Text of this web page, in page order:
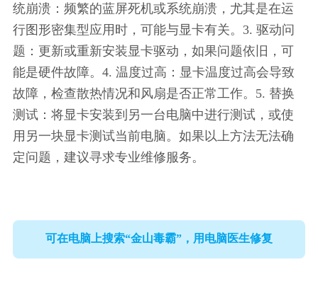
统崩溃：频繁的蓝屏死机或系统崩溃，尤其是在运
行图形密集型应用时，可能与显卡有关。3. 驱动问
题：更新或重新安装显卡驱动，如果问题依旧，可
能是硬件故障。4. 温度过高：显卡温度过高会导致
故障，检查散热情况和风扇是否正常工作。5. 替换
测试：将显卡安装到另一台电脑中进行测试，或使
用另一块显卡测试当前电脑。如果以上方法无法确
定问题，建议寻求专业维修服务。
可在电脑上搜索“金山毒霸”，用电脑医生修复